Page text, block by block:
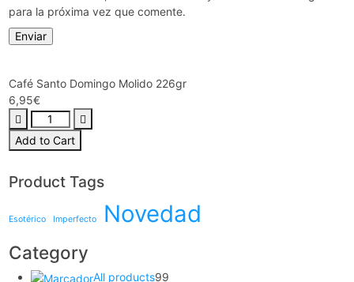
para la próxima vez que comente.
Café Santo Domingo Molido 226gr
6,95€
Add to Cart
Product Tags
Esotérico Imperfecto Novedad
Category
All products99